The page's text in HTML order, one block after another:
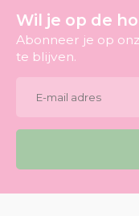
Wil je op de
Abonneer je op
te blijven.